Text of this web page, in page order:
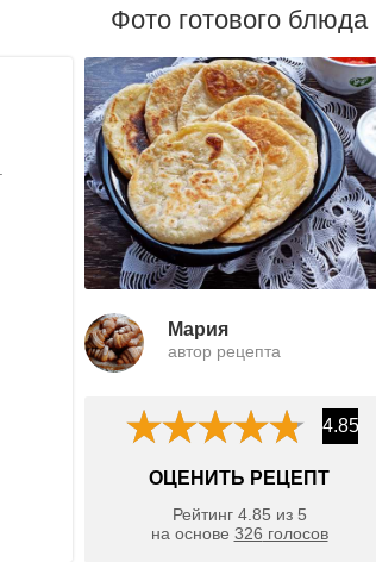
Фото готового блюда
Мария
автор рецепта
4.85
ОЦЕНИТЬ РЕЦЕПТ
Рейтинг 4.85 из 5
на основе 326 голосов